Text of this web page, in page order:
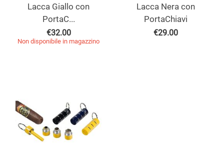
Lacca Giallo con
PortaC...
€32.00
Non disponibile in magazzino
Lacca Nera con
PortaChiavi
€29.00